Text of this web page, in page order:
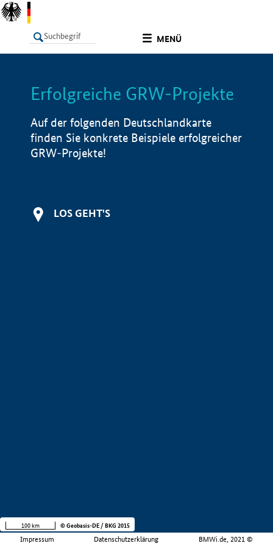
MENÜ
LISTE Info
Erfolgreiche GRW-Projekte
Auf der folgenden Deutschlandkarte
finden Sie konkrete Beispiele erfolgreicher
GRW-Projekte!
LOS GEHT'S
Impressum Datenschutzerklärung BMWi.de, 2021 ©
100 km © Geobasis-DE / BKG 2015